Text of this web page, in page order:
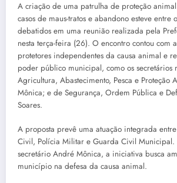
A criação de uma patrulha de proteção
casos de maus-tratos e abandono esteve entre
debatidos em uma reunião realizada pela
nesta terça-feira (26). O encontro contou com
protetores independentes da causa animal e
poder público municipal, como os secretários
Agricultura, Abastecimento, Pesca e Proteção
Mônica; e de Segurança, Ordem Pública e
Soares.
A proposta prevê uma atuação integrada
Civil, Polícia Militar e Guarda Civil Municipal.
secretário André Mônica, a iniciativa busca
município na defesa da causa animal.